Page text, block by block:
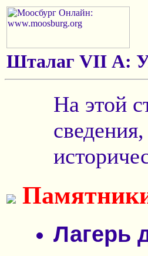
Шталаг VII А:
На этой
Лагерь